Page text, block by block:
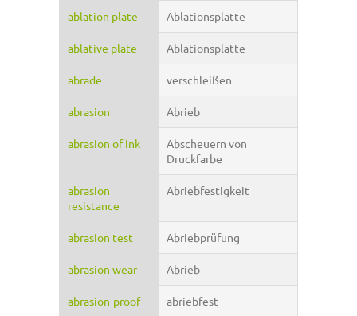
ablation plate Ablationsplatte
ablative plate Ablationsplatte
abrade verschleißen
abrasion Abrieb
abrasion of ink
Abscheuern von
Druckfarbe
abrasion
resistance
Abriebfestigkeit
abrasion test Abriebprüfung
abrasion wear Abrieb
abrasion-proof abriebfest